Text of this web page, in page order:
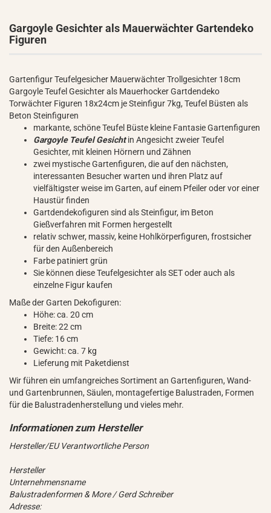
Gargoyle Gesichter als Mauerwächter Gartendeko
Figuren
Gartenfigur Teufelgesicher Mauerwächter Trollgesichter 18cm
Gargoyle Teufel Gesichter als Mauerhocker Gartdendeko
Torwächter Figuren 18x24cm je Steinfigur 7kg, Teufel Büsten als
Beton Steinfiguren
markante, schöne Teufel Büste kleine Fantasie Gartenfiguren
Gargoyle Teufel Gesichtin Angesicht zweier Teufel
Gesichter, mit kleinen Hörnern und Zähnen
zwei mystische Gartenfiguren, die auf den nächsten,
interessanten Besucher warten und ihren Platz auf
vielfältigster weise im Garten, auf einem Pfeiler oder vor einer
Haustür finden
Gartdendekofiguren sind als Steinfigur, im Beton
Gießverfahren mit Formen hergestellt
relativ schwer, massiv, keine Hohlkörperfiguren, frostsicher
für den Außenbereich
Farbe patiniert grün
Sie können diese Teufelgesichter als SET oder auch als
einzelne Figur kaufen
Maße der Garten Dekofiguren:
Höhe: ca. 20 cm
Breite: 22 cm
Tiefe: 16 cm
Gewicht: ca. 7 kg
Lieferung mit Paketdienst
Wir führen ein umfangreiches Sortiment an Gartenfiguren, Wand-
und Gartenbrunnen, Säulen, montagefertige Balustraden, Formen
für die Balustradenherstellung und vieles mehr.
Hersteller/EU Verantwortliche Person
Hersteller
Unternehmensname
Balustradenformen & More / Gerd Schreiber
Adresse: